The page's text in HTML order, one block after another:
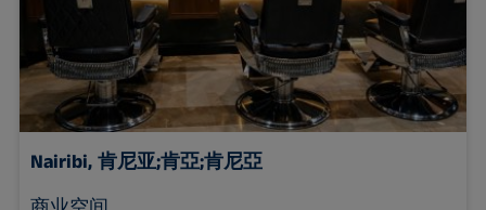
Nairibi, 肯尼亚;肯亞;肯尼亞